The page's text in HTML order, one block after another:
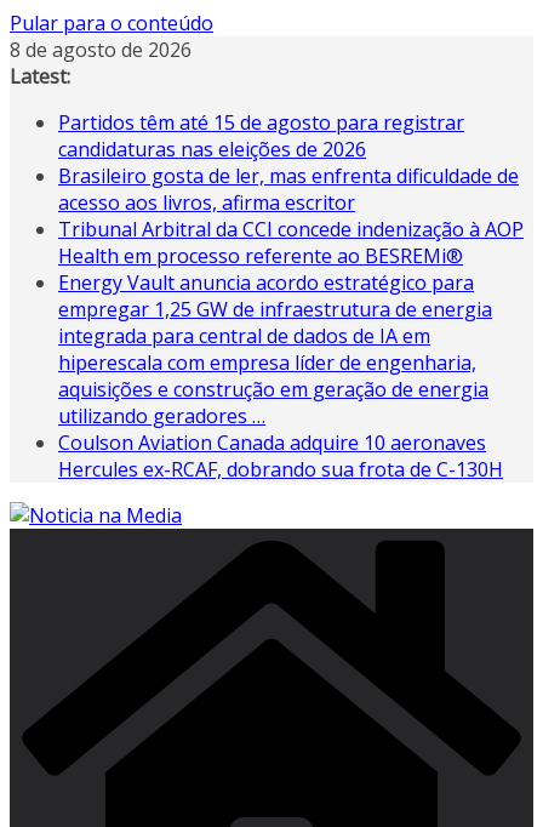
Pular para o conteúdo
8 de agosto de 2026
Latest:
Partidos têm até 15 de agosto para registrar
candidaturas nas eleições de 2026
Brasileiro gosta de ler, mas enfrenta dificuldade de
acesso aos livros, afirma escritor
Tribunal Arbitral da CCI concede indenização à AOP
Health em processo referente ao BESREMi®
Energy Vault anuncia acordo estratégico para
empregar 1,25 GW de infraestrutura de energia
integrada para central de dados de IA em
hiperescala com empresa líder de engenharia,
aquisições e construção em geração de energia
utilizando geradores …
Coulson Aviation Canada adquire 10 aeronaves
Hercules ex-RCAF, dobrando sua frota de C-130H